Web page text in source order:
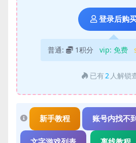
登录后购
普通: 1积分 vip: 免费
已有2 人解锁
新手教程 账号内找不